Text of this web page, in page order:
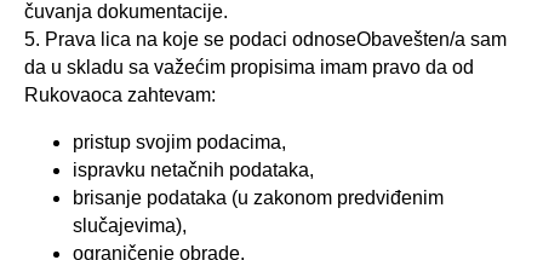
čuvanja dokumentacije.
5. Prava lica na koje se podaci odnoseObavešten/a sam
da u skladu sa važećim propisima imam pravo da od
Rukovaoca zahtevam:
pristup svojim podacima,
ispravku netačnih podataka,
brisanje podataka (u zakonom predviđenim
slučajevima),
ograničenje obrade,